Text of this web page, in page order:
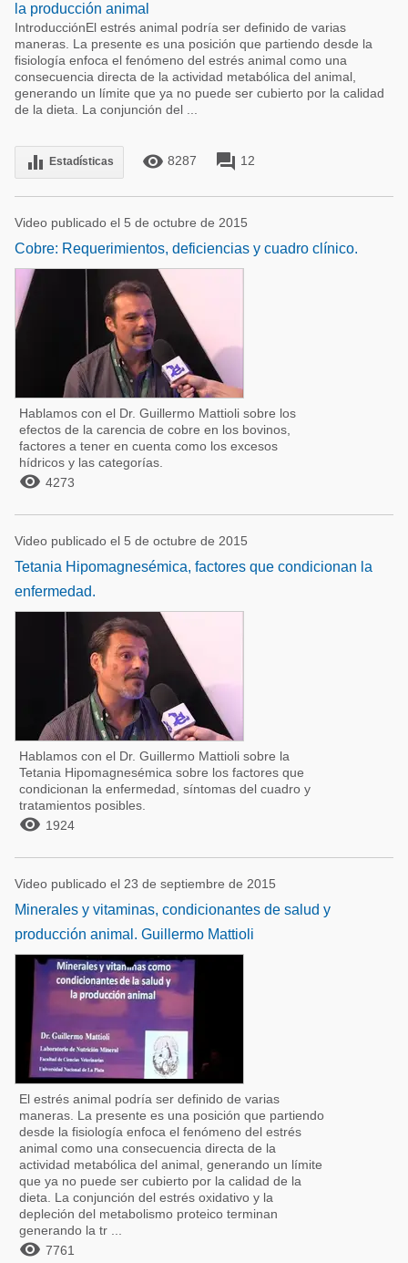
la producción animal
IntroducciónEl estrés animal podría ser definido de varias
maneras. La presente es una posición que partiendo desde la
fisiología enfoca el fenómeno del estrés animal como una
consecuencia directa de la actividad metabólica del animal,
generando un límite que ya no puede ser cubierto por la calidad
de la dieta. La conjunción del ...
equalizer Estadísticas remove_red_eye 8287 forum 12
Video publicado el 5 de octubre de 2015
Cobre: Requerimientos, deficiencias y cuadro clínico.
Hablamos con el Dr. Guillermo Mattioli sobre los
efectos de la carencia de cobre en los bovinos,
factores a tener en cuenta como los excesos
hídricos y las categorías.
 4273
Video publicado el 5 de octubre de 2015
Tetania Hipomagnesémica, factores que condicionan la
enfermedad.
Hablamos con el Dr. Guillermo Mattioli sobre la
Tetania Hipomagnesémica sobre los factores que
condicionan la enfermedad, síntomas del cuadro y
tratamientos posibles.
 1924
Video publicado el 23 de septiembre de 2015
Minerales y vitaminas, condicionantes de salud y
producción animal. Guillermo Mattioli
El estrés animal podría ser definido de varias
maneras. La presente es una posición que partiendo
desde la fisiología enfoca el fenómeno del estrés
animal como una consecuencia directa de la
actividad metabólica del animal, generando un límite
que ya no puede ser cubierto por la calidad de la
dieta. La conjunción del estrés oxidativo y la
depleción del metabolismo proteico terminan
generando la tr ...
 7761